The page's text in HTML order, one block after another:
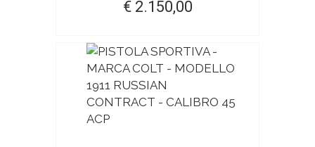
€ 2.150,00